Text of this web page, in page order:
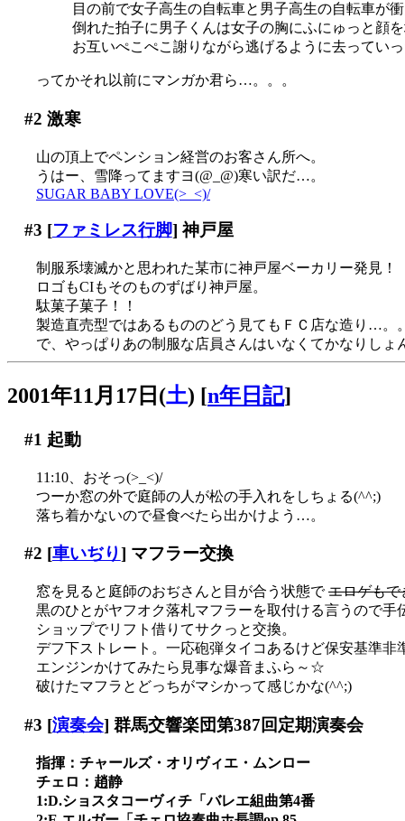
目の前で女子高生の自転車と男子高生の自転車が衝
倒れた拍子に男子くんは女子の胸にふにゅっと顔を
お互いぺこぺこ謝りながら逃げるように去ってい
ってかそれ以前にマンガか君ら…。。。
#2 激寒
山の頂上でペンション経営のお客さん所へ。
うはー、雪降ってますヨ(@_@)寒い訳だ…。
SUGAR BABY LOVE(>_<)/
#3 [ファミレス行脚] 神戸屋
制服系壊滅かと思われた某市に神戸屋ベーカリー発見！
ロゴもCIもそのものずばり神戸屋。
駄菓子菓子！！
製造直売型ではあるもののどう見てもＦＣ店な造り…。
で、やっぱりあの制服な店員さんはいなくてかなりしょ
2001年11月17日(土) [n年日記]
#1 起動
11:10、おそっ(>_<)/
つーか窓の外で庭師の人が松の手入れをしちょる(^^;)
落ち着かないので昼食べたら出かけよう…。
#2 [車いぢり] マフラー交換
窓を見ると庭師のおぢさんと目が合う状態でエロゲもで
黒のひとがヤフオク落札マフラーを取付ける言うので手
ショップでリフト借りてサクっと交換。
デフ下ストレート。一応砲弾タイコあるけど保安基準非
エンジンかけてみたら見事な爆音まふら～☆
破けたマフラとどっちがマシかって感じかな(^^;)
#3 [演奏会] 群馬交響楽団第387回定期演奏会
指揮：チャールズ・オリヴィエ・ムンロー
チェロ：趙静
1:D.ショスタコーヴィチ「バレエ組曲第4番